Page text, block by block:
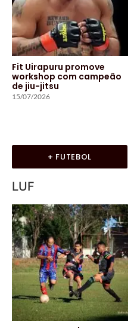
Fit Uirapuru promove
workshop com campeão
de jiu-jitsu
15/07/2026
+ FUTEBOL
LUF